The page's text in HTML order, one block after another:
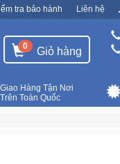
tra bảo hành Liên hệ
0 Giỏ hàng
Giao Hàng Tận Nơi
Trên Toàn Quốc